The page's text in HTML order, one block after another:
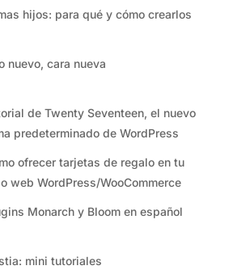
hijos: para qué y cómo crearlos
nuevo, cara nueva
de Twenty Seventeen, el nuevo
predeterminado de WordPress
ofrecer tarjetas de regalo en tu
web WordPress/WooCommerce
Monarch y Bloom en español
mini tutoriales